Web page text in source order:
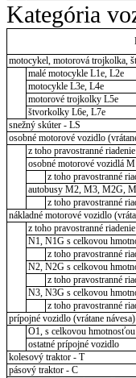
Kategória
motocykel, motorová trojkolka,
malé motocykle L1e, L2e
motocykle L3e, L4e
motorové trojkolky L5e
štvorkolky L6e, L7e
snežný skúter - LS
osobné motorové vozidlo
z toho pravostranné riadenie
osobné motorové vozidlá
z toho pravostranné
autobusy M2, M3, M2G,
z toho pravostranné
nákladné motorové vozidlo
z toho pravostranné riadenie
N1, N1G s celkovou
z toho pravostranné
N2, N2G s celkovou
z toho pravostranné
N3, N3G s celkovou
z toho pravostranné
prípojné vozidlo (vrátane
O1, s celkovou
ostatné prípojné vozidlo
kolesový traktor - T
pásový traktor - C